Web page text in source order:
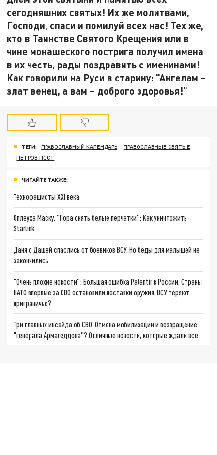
сегодняшних святых! Их же молитвами,
Господи, спаси и помилуй всех нас! Тех же,
кто в Таинстве Святого Крещения или в
чине монашеского пострига получил имена
в их честь, рады поздравить с именинами!
Как говорили на Руси в старину: "Ангелам –
злат венец, а вам – доброго здоровья!"
ТЕГИ: ПРАВОСЛАВНЫЙ КАЛЕНДАРЬ
ПРАВОСЛАВНЫЕ СВЯТЫЕ
ПЕТРОВ ПОСТ
ЧИТАЙТЕ ТАКЖЕ:
Технофашисты XXI века
Оплеуха Маску. "Пора снять белые перчатки": Как уничтожить
Starlink
Даня с Дашей спаслись от боевиков ВСУ. Но беды для малышей не
закончились
"Очень плохие новости": Большая ошибка Palantir в России. Страны
НАТО впервые за СВО остановили поставки оружия. ВСУ теряют
приграничье?
Три главных инсайда об СВО. Отмена мобилизации и возвращение
"генерала Армагеддона"? Отличные новости, которые ждали все